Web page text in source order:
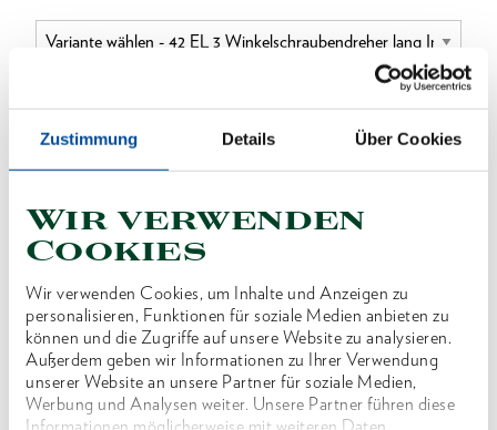
Zustimmung Details Über Cookies
Wir verwenden
Cookies
Wir verwenden Cookies, um Inhalte und Anzeigen zu
personalisieren, Funktionen für soziale Medien anbieten zu
können und die Zugriffe auf unsere Website zu analysieren.
Außerdem geben wir Informationen zu Ihrer Verwendung
unserer Website an unsere Partner für soziale Medien,
Werbung und Analysen weiter. Unsere Partner führen diese
ONLINE KAUFEN
HÄNDLER FINDEN
Produktlinie EAN4010886635117
Produktbeschreibung
Ausführung nach DIN ISO 2936
Chrom-Vanadium-Stahl 61CrSiV5, verzinkt